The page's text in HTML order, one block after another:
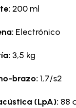
200 ml
Electrónico
3,5 kg
brazo: 1,7/s2
(LpA): 88